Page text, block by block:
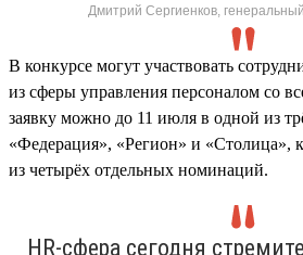
Дмитрий Сергиенков,
В конкурсе могут участвовать
из сферы управления персоналом со
заявку можно до 11 июля в одной из
«Федерация», «Регион» и «Столица»,
из четырёх отдельных номинаций.
HR-сфера сегодня